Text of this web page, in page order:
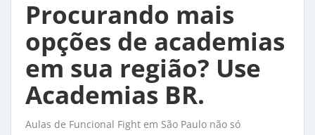
Procurando mais
opções de academias
em sua região? Use
Academias BR.
Aulas de Funcional Fight em São Paulo não só